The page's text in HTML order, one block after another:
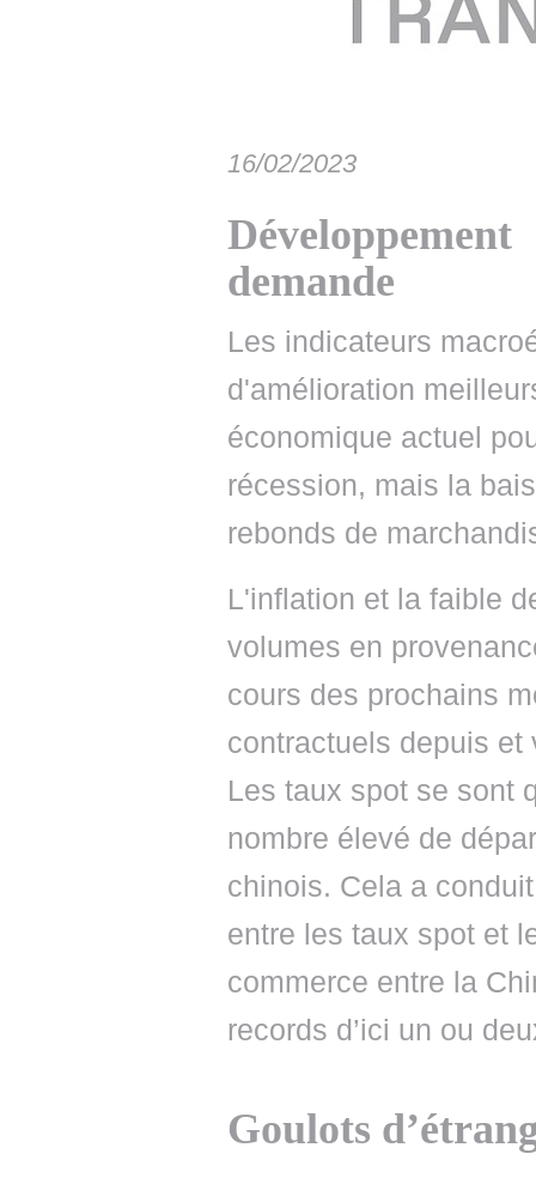
TOUTES LES INTERVIEWS •
16/02/2023
demande
Les indicateurs
d'amélioration
économique actuel
récession, mais la
rebonds de
L'inflation et la faible
volumes en
cours des prochains
contractuels depuis et
Les taux spot se sont
nombre élevé de
chinois. Cela a
entre les taux spot et
commerce entre la
records d’ici un ou
Goulots